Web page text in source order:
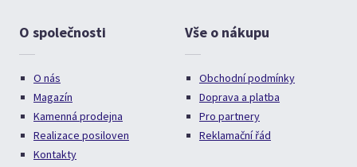
O společnosti
O nás
Magazín
Kamenná prodejna
Realizace posiloven
Kontakty
Vše o nákupu
Obchodní podmínky
Doprava a platba
Pro partnery
Reklamační řád